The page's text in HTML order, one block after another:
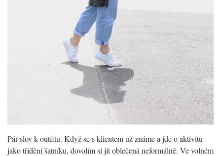
Pár slov k outfitu. Když se s klientem už známe a jde o aktivitu
jako třídění šatníku, dovolím si jít oblečená neformálně. Ve volném